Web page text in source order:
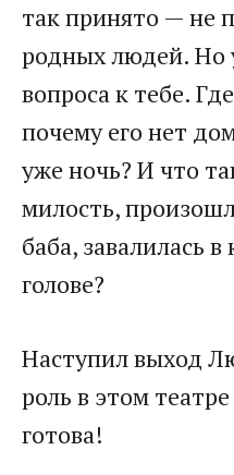
так принято — не
родных людей. Но
вопроса к тебе.
почему его нет
уже ночь? И что
милость,
баба, завалилась
голове?​
​Наступил выход
роль в этом
готова! ​